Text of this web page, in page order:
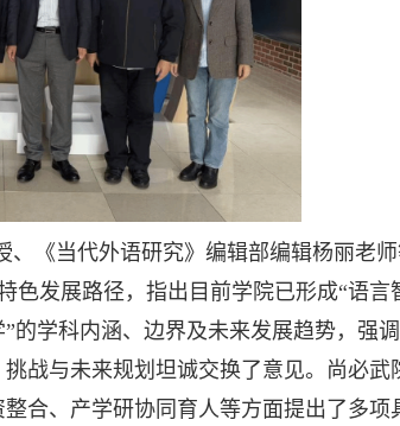
、《当代外语研究》编辑部编辑杨丽老
发展路径，指出目前学院已形成“语言
学科内涵、边界及未来发展趋势，强
战与未来规划坦诚交换了意见。尚必武
合、产学研协同育人等方面提出了多项